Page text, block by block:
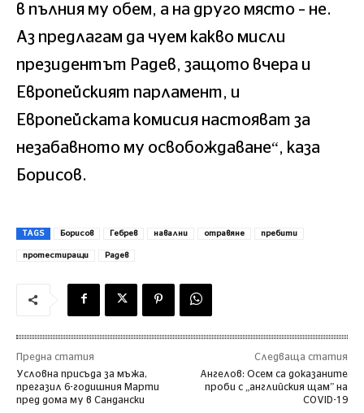
в пълния му обем, а на друго място – не.
Аз предлагам да чуем какво мисли
президентът Радев, защото вчера и
Европейският парламент, и
Европейската комисия настояват за
незабавното му освобождаване“, каза
Борисов.
TAGS Борисов Гебрев навални отравяне пребити
протестиращи Радев
Предна статия
Условна присъда за мъжа,
прегазил 6-годишния Марти
пред дома му в Сандански
Следваща статия
Ангелов: Осем са доказаните
проби с „английския щам” на
COVID-19